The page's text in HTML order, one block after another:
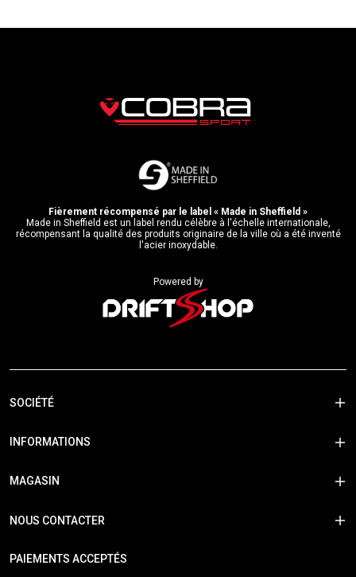
Fièrement récompensé par le label « Made in Sheffield »
Made in Sheffield est un label rendu célèbre à l'échelle internationale,
récompensant la qualité des produits originaire de la ville où a été inventé
l'acier inoxydable.
Powered by
SOCIÉTÉ
INFORMATIONS
MAGASIN
NOUS CONTACTER
PAIEMENTS ACCEPTÉS